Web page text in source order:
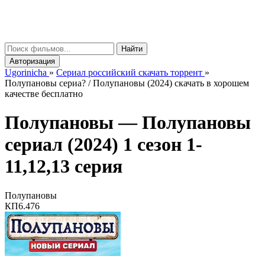
Найти
Авторизация
Ugorinicha » Сериал российский скачать торрент »
Полупановы сериа? / Полупановы (2024) скачать в хорошем
качестве бесплатно
Полупановы —Полупановы
сериал (2024) 1 сезон 1-
11,12,13 серия
Полупановы
КП6.476